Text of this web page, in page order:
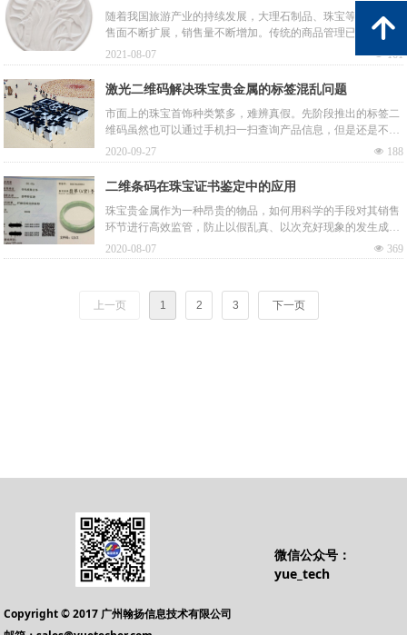
随着我国旅游产业的持续发展，大理石制品、珠宝等工艺品销
售面不断扩展，销售量不断增加。传统的商品管理已无法保证
企业各种资源的充分利用，引入条码技术不仅能实现产品信息
的快速采集和及时有效的处理，同时也为企业的生产管理、物
流管理、销售管理、客户服务奠定了良好的信息基础。
넶 161
2021-08-07
激光二维码解决珠宝贵金属的标签混乱问题
市面上的珠宝首饰种类繁多，难辨真假。先阶段推出的标签二
维码虽然也可以通过手机扫一扫查询产品信息，但是还是不能
完全解决标签混乱的问题。能够镌刻在物品上的二维码，即激
光二维码可以解决这一问题。
넶 188
2020-09-27
二维条码在珠宝证书鉴定中的应用
珠宝贵金属作为一种昂贵的物品，如何用科学的手段对其销售
环节进行高效监管，防止以假乱真、以次充好现象的发生成为
时下一个急待解决的问题。二维码作为一种全新的信息存储、
识别和传递技术，具有可靠性高、保密防伪性强、信息容量
此，将二维码应用到珠宝贵金属鉴定证书中，可以充分满足珠
宝贵金属一物一证的需要，并通过手机等终端轻松实现查询和
넶 369
2020-08-07
上一页 1 2 3 下一页
微信公众号：
yue_tech
Copyright © 2017 广州翰扬信息技术有限公司
녕